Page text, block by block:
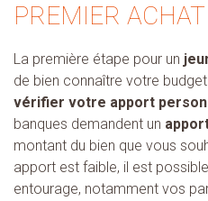
PREMIER
La première étape pour un
de bien connaître votre
vérifier votre apport
banques demandent un
montant du bien que vous
apport est faible, il est
entourage, notamment vos